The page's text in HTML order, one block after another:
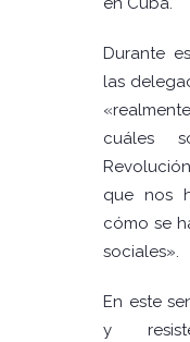
Durante
las
cuáles
que nos
cómo se
sociales».
En este
y